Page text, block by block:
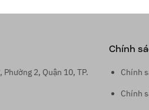
2, Quận 10, TP.
Chính
Chính
Chính